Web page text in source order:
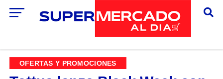
OFERTAS Y PROMOCIONES